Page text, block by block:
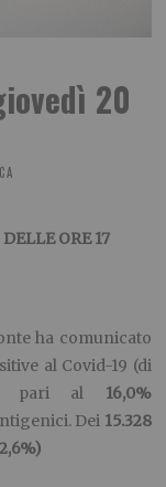
20
ORE 17
ha comunicato
al Covid-19 (di
pari al 16,0%
Dei 15.328
6%)